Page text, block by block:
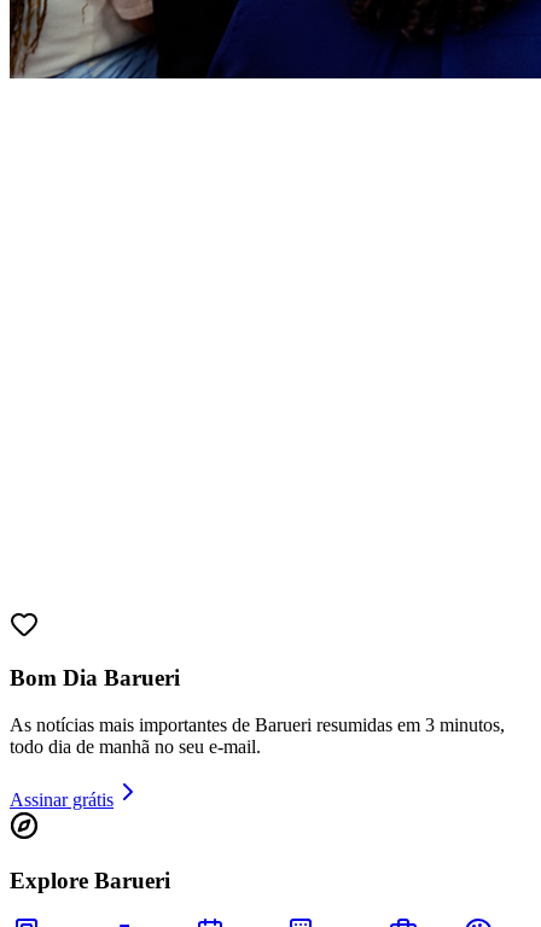
Bom Dia Barueri
As notícias mais importantes de Barueri resumidas em 3 minutos,
todo dia de manhã no seu e-mail.
Assinar grátis
Explore Barueri